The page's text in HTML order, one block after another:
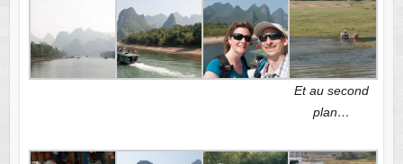
Et au second
plan…